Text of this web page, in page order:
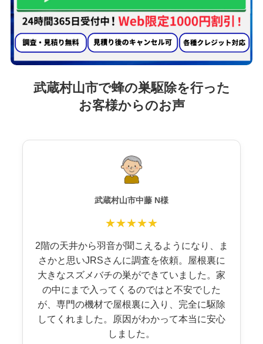
武蔵村山市で蜂の巣駆除を行った
お客様からのお声
武蔵村山市中藤 N様
★★★★★
2階の天井から羽音が聞こえるようになり、ま
さかと思いJRSさんに調査を依頼。屋根裏に
大きなスズメバチの巣ができていました。家
の中にまで入ってくるのではと不安でした
が、専門の機材で屋根裏に入り、完全に駆除
してくれました。原因がわかって本当に安心
しました。